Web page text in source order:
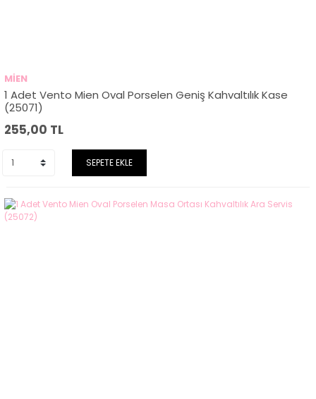
MİEN
1 Adet Vento Mien Oval Porselen Geniş Kahvaltılık Kase
(25071)
255,00 TL
SEPETE EKLE